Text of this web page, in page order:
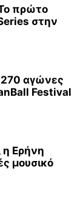
πρώτο
στην
270 αγώνες
Festival
η Ερήνη
μουσικό